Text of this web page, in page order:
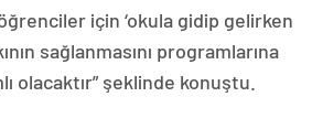
için ‘okula gidip gelirken
sağlanmasını programlarına
olacaktır” şeklinde konuştu.